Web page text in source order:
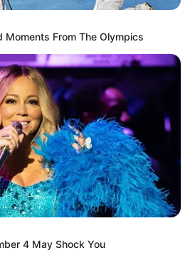
From The Olympics
4 May Shock You